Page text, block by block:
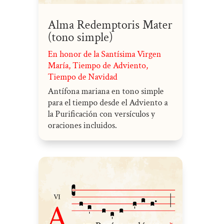
Alma Redemptoris Mater
(tono simple)
En honor de la Santísima Virgen
María,Tiempo de Adviento,
Tiempo de Navidad
Antífona mariana en tono simple
para el tiempo desde el Adviento a
la Purificación con versículos y
oraciones incluidos.